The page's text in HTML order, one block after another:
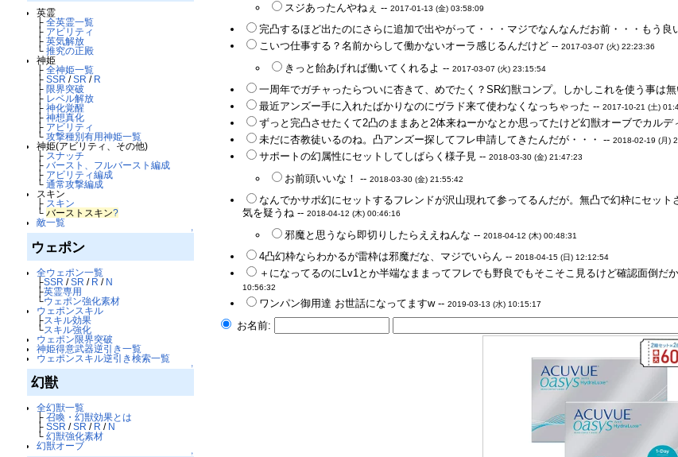
英霊
├ 全英霊一覧
├ アビリティ
├ 英気解放
└ 推究の正殿
神姫
├ 全神姫一覧
├ SSR /SR / R
├ 限界突破
├ レベル解放
├ 神化覚醒
├ 神想真化
├ アビリティ
└ 攻撃種別有用神姫一覧
神姫(アビリティ、その他)
├ スナッチ
├ バースト、フルバースト編成
├ アビリティ編成
└ 通常攻撃編成
スキン
├ スキン
└ バーストスキン?
敵一覧
↑
ウェポン
全ウェポン一覧
├SSR /SR / R / N
├英霊専用
└ウェポン強化素材
ウェポンスキル
├スキル効果
└スキル強化
ウェポン限界突破
神姫得意武器逆引き一覧
ウェポンスキル逆引き検索一覧
↑
幻獣
全幻獣一覧
├ 召喚・幻獣効果とは
├ SSR /SR / R / N
└ 幻獣強化素材
幻獣オーブ
↑
スジあったんやねぇ --2017-01-13 (金) 03:58:09
完凸するほど出たのにさらに追加で出やがって・・・マジでなんなんだお前・・・もう
こいつ仕事する？名前からして働かないオーラ感じるんだけど --2017-03-07 (火) 22:23:36
きっと飴あげれば働いてくれるよ --2017-03-07 (火) 23:15:54
一周年でガチャったらついに杏きて、めでたく？SR幻獣コンプ。しかしこれを使う事は
最近アンズー手に入れたばかりなのにヴラド来て使わなくなっちゃった --2017-10-21 (土)
ずっと完凸させたくて2凸のままあと2体来ねーかなとか思ってたけど幻獣オーブでカル
未だに杏教徒いるのね。凸アンズー探してフレ申請してきたんだが・・・ --2018-02-19 (月)
サポートの幻属性にセットしてしばらく様子見 --2018-03-30 (金) 21:47:23
お前頭いいな！ --2018-03-30 (金) 21:55:42
なんでかサポ幻にセットするフレンドが沢山現れて参ってるんだが。無凸で幻枠にセッ
気を疑うね --2018-04-12 (木) 00:46:16
邪魔と思うなら即切りしたらええねんな --2018-04-12 (木) 00:48:31
4凸幻枠ならわかるが雷枠は邪魔だな、マジでいらん --2018-04-15 (日) 12:12:54
＋になってるのにLv1とか半端なままってフレでも野良でもそこそこ見るけど確認面倒
10:56:32
ワンパン御用達 お世話になってますw --2019-03-13 (水) 10:15:17
お名前: